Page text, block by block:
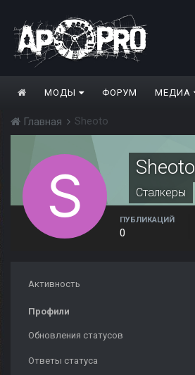
МОДЫ ФОРУМ МЕДИА
Главная Sheoto
Sheoto
Сталкеры
ПУБЛИКАЦИЙ
0
Активность
Профили
Обновления статусов
Ответы статуса